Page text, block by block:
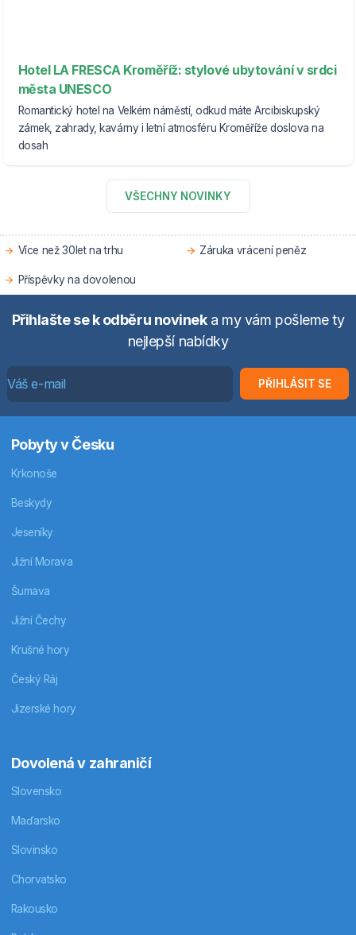
Hotel LA FRESCA Kroměříž: stylové ubytování v srdci
města UNESCO
Romantický hotel na Velkém náměstí, odkud máte Arcibiskupský
zámek, zahrady, kavárny i letní atmosféru Kroměříže doslova na
dosah
VŠECHNY NOVINKY
Více než 30let na trhu Záruka vrácení peněz
Příspěvky na dovolenou
Přihlašte se k odběru novineka my vám pošleme ty
nejlepší nabídky
PŘIHLÁSIT SE
Pobyty v Česku
Krkonoše
Beskydy
Jeseníky
Jižní Morava
Šumava
Jižní Čechy
Krušné hory
Český Ráj
Jizerské hory
Dovolená v zahraničí
Slovensko
Maďarsko
Slovinsko
Chorvatsko
Rakousko